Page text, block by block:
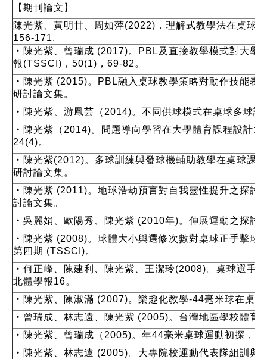
【 期刊論文 】
陳光紫、黃明甘、周如萍(2022)．理解式教學法在桌球
156-171.
‧陳光紫、曾瑞成 (2017)。PBL及直接教學模式對大學
報(TSSCI)，50(1)，69-82。
‧陳光紫 (2015)。PBL融入桌球教學策略對動作技能表
研討論文集。
‧陳光紫、游鳳芸（2014)。不同供球模式在桌球多球
‧陳光紫（2014)。問題導向學習在大學體育課程設計
24(4)。
‧陳光紫(2012)。多球訓練與發球機輔助教學在桌球課
研討論文集。
‧陳光紫 (2011)。地球浩劫預言對自我靈性提升之探討
討論文集。
‧吳麗娟、歐陽秀、陳光紫 (2010年)。伸展運動之探討
‧陳光紫 (2008)。球體大小與選修次數對桌球正手擊球
第四期 (TSSCI)。
‧何正峰、陳建利、陳光紫、王潔玲(2008)。桌球選手
北體學報16。
‧陳光紫、陳淑滿 (2007)。樂趣化教學-44毫米球在桌
‧曾瑞成、林志遠、陳光紫 (2005)。台灣地區學校體育
‧陳光紫、曾瑞成（2005)。年44毫米桌球運動初探，
‧陳光紫、林志遠 (2005)。大專院校運動代表隊組訓與